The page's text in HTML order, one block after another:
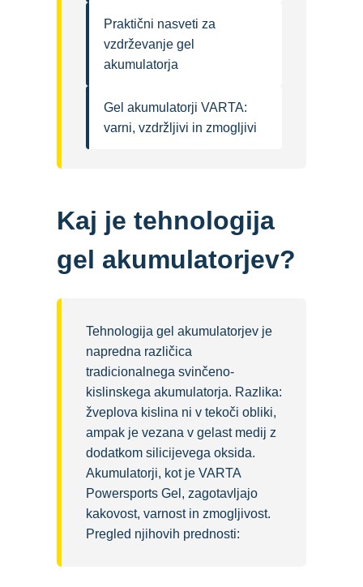
Praktični nasveti za
vzdrževanje gel
akumulatorja
Gel akumulatorji VARTA:
varni, vzdržljivi in zmogljivi
Kaj je tehnologija
gel akumulatorjev?
Tehnologija gel akumulatorjev je
napredna različica
tradicionalnega svinčeno-
kislinskega akumulatorja. Razlika:
žveplova kislina ni v tekoči obliki,
ampak je vezana v gelast medij z
dodatkom silicijevega oksida.
Akumulatorji, kot je VARTA
Powersports Gel, zagotavljajo
kakovost, varnost in zmogljivost.
Pregled njihovih prednosti: